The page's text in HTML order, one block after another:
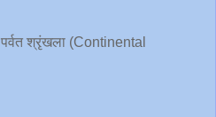
पर्वत श्रृंखला (Continental